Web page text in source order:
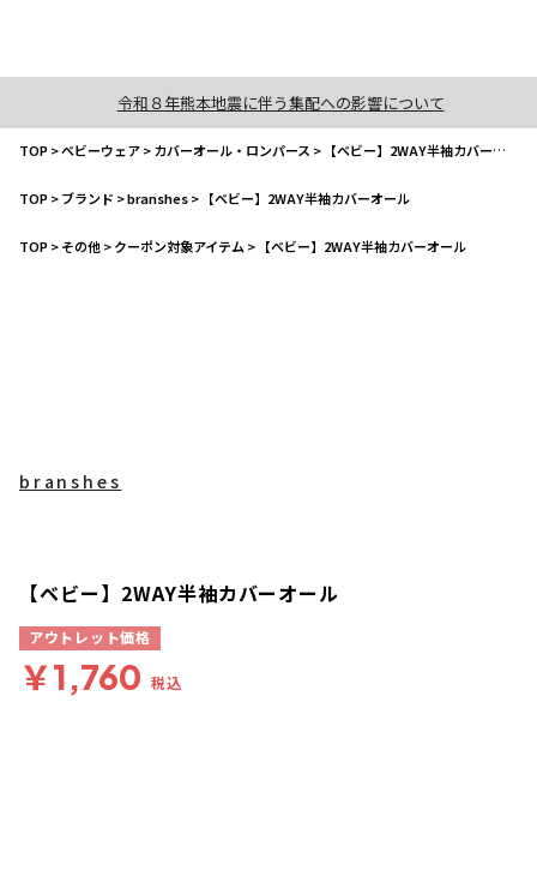
令和８年熊本地震に伴う集配への影響について
TOP>ベビーウェア>カバーオール・ロンパース > 【ベビー】2WAY半袖カバーオール
TOP>ブランド >branshes> 【ベビー】2WAY半袖カバーオール
TOP>その他>クーポン対象アイテム > 【ベビー】2WAY半袖カバーオール
branshes
【ベビー】2WAY半袖カバーオール
アウトレット価格
￥1,760 税込